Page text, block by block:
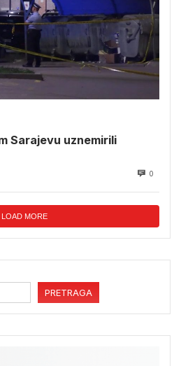
Sarajevu uznemirili
0
LOAD MORE
PRETRAGA